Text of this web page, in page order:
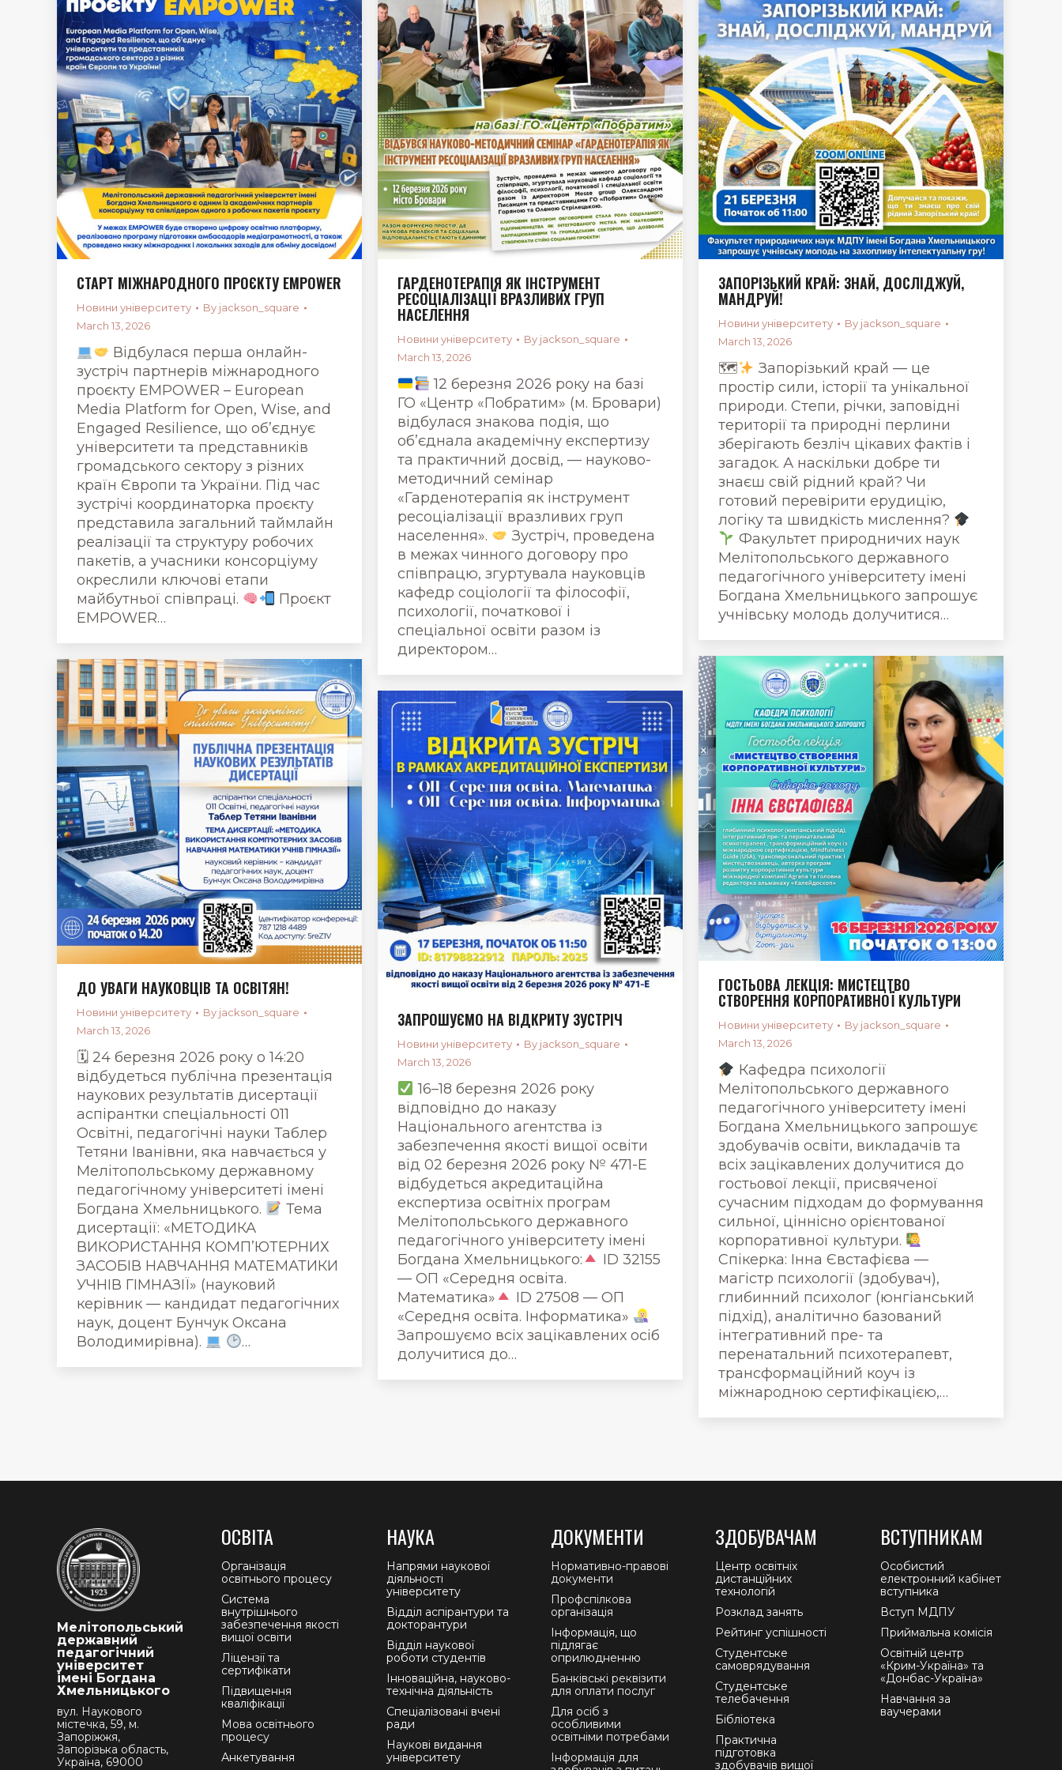
СТАРТ МІЖНАРОДНОГО ПРОЄКТУ EMPOWER
Новини університету By jackson_square
March 13, 2026
Відбулася перша онлайн-
зустріч партнерів міжнародного
проєкту EMPOWER – European
Media Platform for Open, Wise, and
Engaged Resilience, що об’єднує
університети та представників
громадського сектору з різних
країн Європи та України. Під час
зустрічі координаторка проєкту
представила загальний таймлайн
реалізації та структуру робочих
пакетів, а учасники консорціуму
окреслили ключові етапи
майбутньої співпраці.
Проєкт
EMPOWER…
ГАРДЕНОТЕРАПІЯ ЯК ІНСТРУМЕНТ
РЕСОЦІАЛІЗАЦІЇ ВРАЗЛИВИХ ГРУП
НАСЕЛЕННЯ
Новини університету By jackson_square
March 13, 2026
12 березня 2026 року на базі
ГО «Центр «Побратим» (м. Бровари)
відбулася знакова подія, що
об’єднала академічну експертизу
та практичний досвід, — науково-
методичний семінар
«Гарденотерапія як інструмент
ресоціалізації вразливих груп
населення».
Зустріч, проведена
в межах чинного договору про
співпрацю, згуртувала науковців
кафедр соціології та філософії,
психології, початкової і
спеціальної освіти разом із
директором…
ЗАПОРІЗЬКИЙ КРАЙ: ЗНАЙ, ДОСЛІДЖУЙ,
МАНДРУЙ!
Новини університету By jackson_square
March 13, 2026
🗺
Запорізький край — це
простір сили, історії та унікальної
природи. Степи, річки, заповідні
території та природні перлини
зберігають безліч цікавих фактів і
загадок. А наскільки добре ти
знаєш свій рідний край? Чи
готовий перевірити ерудицію,
логіку та швидкість мислення?
Факультет природничих наук
Мелітопольського державного
педагогічного університету імені
Богдана Хмельницького запрошує
учнівську молодь долучитися…
ГОСТЬОВА ЛЕКЦІЯ: МИСТЕЦТВО
СТВОРЕННЯ КОРПОРАТИВНОЇ КУЛЬТУРИ
Новини університету By jackson_square
March 13, 2026
Кафедра психології
Мелітопольського державного
педагогічного університету імені
Богдана Хмельницького запрошує
здобувачів освіти, викладачів та
всіх зацікавлених долучитися до
гостьової лекції, присвяченої
сучасним підходам до формування
сильної, ціннісно орієнтованої
корпоративної культури.
Спікерка: Інна Євстафієва —
магістр психології (здобувач),
глибинний психолог (юнгіанський
підхід), аналітично базований
інтегративний пре- та
перенатальний психотерапевт,
трансформаційний коуч із
міжнародною сертифікацією,…
ДО УВАГИ НАУКОВЦІВ ТА ОСВІТЯН!
Новини університету By jackson_square
March 13, 2026
🗓 24 березня 2026 року о 14:20
відбудеться публічна презентація
наукових результатів дисертації
аспірантки спеціальності 011
Освітні, педагогічні науки Таблер
Тетяни Іванівни, яка навчається у
Мелітопольському державному
педагогічному університеті імені
Богдана Хмельницького.
Тема
дисертації: «МЕТОДИКА
ВИКОРИСТАННЯ КОМП’ЮТЕРНИХ
ЗАСОБІВ НАВЧАННЯ МАТЕМАТИКИ
УЧНІВ ГІМНАЗІЇ» (науковий
керівник — кандидат педагогічних
наук, доцент Бунчук Оксана
Володимирівна).
…
ЗАПРОШУЄМО НА ВІДКРИТУ ЗУСТРІЧ
Новини університету By jackson_square
March 13, 2026
16–18 березня 2026 року
відповідно до наказу
Національного агентства із
забезпечення якості вищої освіти
від 02 березня 2026 року № 471-Е
відбудеться акредитаційна
експертиза освітніх програм
Мелітопольського державного
педагогічного університету імені
Богдана Хмельницького:
ID 32155
— ОП «Середня освіта.
Математика»
ID 27508 — ОП
«Середня освіта. Інформатика»
Запрошуємо всіх зацікавлених осіб
долучитися до…
Мелітопольський
державний
педагогічний
університет
імені Богдана
Хмельницького
вул. Наукового
містечка, 59, м.
Запоріжжя,
Запорізька область,
Україна, 69000
ОСВІТА
Організація
освітнього процесу
Система
внутрішнього
забезпечення якості
вищої освіти
Ліцензії та
сертифікати
Підвищення
кваліфікації
Мова освітнього
процесу
Анкетування
НАУКА
Напрями наукової
діяльності
університету
Відділ аспірантури та
докторантури
Відділ наукової
роботи студентів
Інноваційна, науково-
технічна діяльність
Спеціалізовані вчені
ради
Наукові видання
університету
ДОКУМЕНТИ
Нормативно-правові
документи
Профспілкова
організація
Інформація, що
підлягає
оприлюдненню
Банківські реквізити
для оплати послуг
Для осіб з
особливими
освітніми потребами
Інформація для
ЗДОБУВАЧАМ
Центр освітніх
дистанційних
технологій
Розклад занять
Рейтинг успішності
Студентське
самоврядування
Студентське
телебачення
Бібліотека
Практична
підготовка
здобувачів вищої
ВСТУПНИКАМ
Особистий
електронний кабінет
вступника
Вступ МДПУ
Приймальна комісія
Освітній центр
«Крим-Україна» та
«Донбас-Україна»
Навчання за
ваучерами